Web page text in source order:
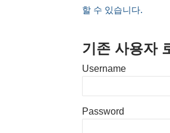
할 수 있습니다.
기존 사용자
Username
Password